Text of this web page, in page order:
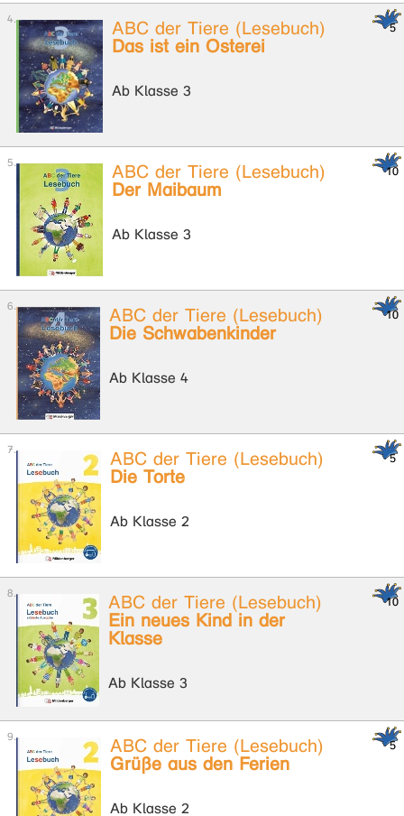
ABC der Tiere (Lesebuch)
Das ist ein Osterei
Ab Klasse 3
ABC der Tiere (Lesebuch)
Der Maibaum
Ab Klasse 3
ABC der Tiere (Lesebuch)
Die Schwabenkinder
Ab Klasse 4
ABC der Tiere (Lesebuch)
Die Torte
Ab Klasse 2
ABC der Tiere (Lesebuch)
Ein neues Kind in der
Klasse
Ab Klasse 3
ABC der Tiere (Lesebuch)
Grüße aus den Ferien
Ab Klasse 2